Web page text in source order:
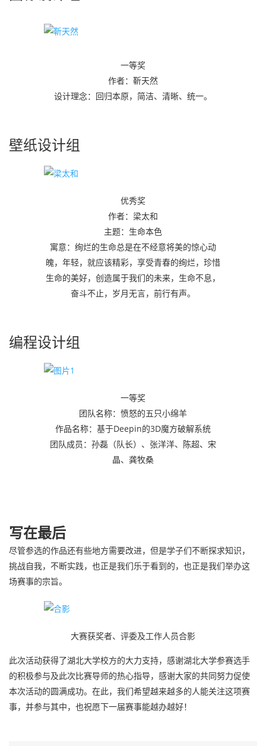
一等奖
作者：靳天然
设计理念：回归本原，简洁、清晰、统一。
壁纸设计组
优秀奖
作者：梁太和
主题：生命本色
寓意：绚烂的生命总是在不经意将美的惊心动
魄，年轻，就应该精彩，享受青春的绚烂，珍惜
生命的美好，创造属于我们的未来，生命不息，
奋斗不止，岁月无言，前行有声。
编程设计组
一等奖
团队名称：愤怒的五只小绵羊
作品名称：基于Deepin的3D魔方破解系统
团队成员：孙磊（队长）、张洋洋、陈超、宋
晶、龚牧桑
写在最后
尽管参选的作品还有些地方需要改进，但是学子们不断探求知识，
挑战自我，不断实践，也正是我们乐于看到的，也正是我们举办这
场赛事的宗旨。
大赛获奖者、评委及工作人员合影
此次活动获得了湖北大学校方的大力支持，感谢湖北大学参赛选手
的积极参与及此次比赛导师的热心指导，感谢大家的共同努力促使
本次活动的圆满成功。在此，我们希望越来越多的人能关注这项赛
事，并参与其中，也祝愿下一届赛事能越办越好！